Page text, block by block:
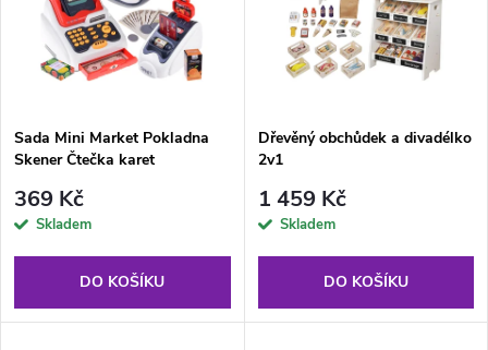
p
r
o
d
s
p
r
Sada Mini Market Pokladna
Skener Čtečka karet
369 Kč
Skladem
DO KOŠÍKU
Dřevěný obchůdek a divadélko
2v1
1 459 Kč
Skladem
DO KOŠÍKU